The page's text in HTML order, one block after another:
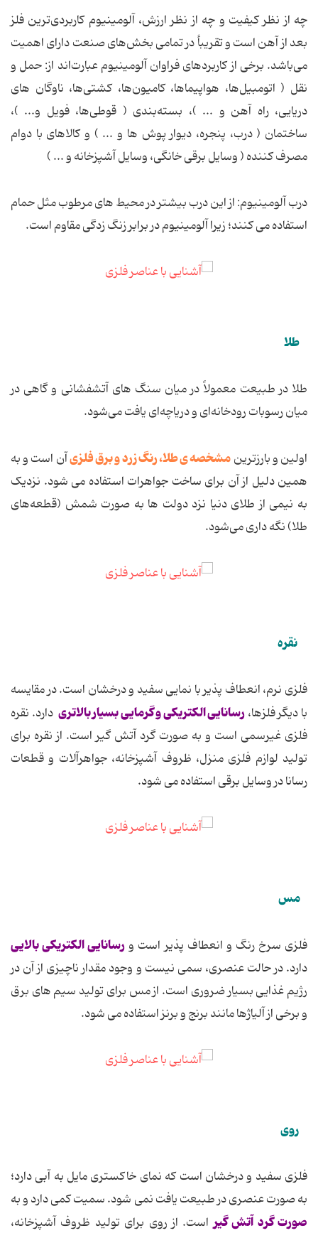
چه از نظر کیفیت و چه از نظر ارزش، آلومینیوم کاربردی‌ترین فلز
بعد از آهن است و تقریبأ در تمامی بخش‌های صنعت دارای اهمیت
می‌باشد. برخی از کاربردهای فراوان آلومینیوم عبارت‌اند از: حمل و
نقل ( اتومبیل‌ها، هواپیماها، کامیون‌ها، کشتی‌ها، ناوگان های
دریایی، راه آهن و ... )، بسته‌بندی ( قوطی‌ها، فویل و... )،
ساختمان ( درب، پنجره، دیوار پوش ها و ... ) و کالاهای با دوام
مصرف کننده ( وسایل برقی خانگی، وسایل آشپزخانه و ... )
درب آلومینیوم: از این درب بیشتر در محیط های مرطوب مثل حمام
استفاده می کنند؛ زیرا آلومینیوم در برابر زنگ زدگی مقاوم است.
طلا
طلا در طبیعت معمولاً در میان سنگ های آتشفشانی و گاهی در
میان رسوبات رودخانه‌ای و دریاچه‌ای یافت می‌شود.
اولین و بارزترینمشخصه ی طلا، رنگ زرد و برق فلزیآن است و به
همین دلیل از آن برای ساخت جواهرات استفاده می شود. نزدیک
به نیمی از طلای دنیا نزد دولت ها به صورت شمش (قطعه‌های
طلا) نگه داری می‌شود.
نقره
فلزی نرم، انعطاف پذیر با نمایی سفید و درخشان است. در مقایسه
با دیگر فلزها،رسانایی الكتریكی و گرمایی بسیار بالاتری دارد. نقره
فلزی غیرسمی است و به صورت گرد آتش گیر است. از نقره برای
تولید لوازم فلزی منزل، ظروف آشپزخانه، جواهرآلات و قطعات
رسانا در وسایل برقی استفاده می شود.
مس
فلزی سرخ رنگ و انعطاف پذیر است ورسانایی الكتریكی بالایی
دارد. در حالت عنصری، سمی نیست و وجود مقدار ناچیزی از آن در
رژیم غذایی بسیار ضروری است. از مس برای تولید سیم های برق
و برخی از آلیاژها مانند برنج و برنز استفاده می شود.
روی
فلزی سفید و درخشان است كه نمای خاكستری مایل به آبی دارد؛
به صورت عنصری در طبیعت یافت نمی شود. سمیت كمی دارد و به
صورت گرد آتش گیراست. از روی برای تولید ظروف آشپزخانه،